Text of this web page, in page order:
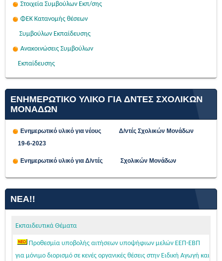
Στοιχεία Συμβούλων Εκπ/σης
ΦΕΚ Κατανομής θέσεων
Συμβούλων Εκπαίδευσης
Ανακοινώσεις Συμβούλων
Εκπαίδευσης
ΕΝΗΜΕΡΩΤΙΚΟ ΥΛΙΚΟ ΓΙΑ ΔΝΤΕΣ ΣΧΟΛΙΚΩΝ
ΜΟΝΑΔΩΝ
Ενημερωτικό υλικό για νέους Δ/ντές Σχολικών Μονάδων
19-6-2023
Ενημερωτικό υλικό για Δ/ντές Σχολικών Μονάδων
ΝΈΑ!!
Εκπαιδευτικά Θέματα
Προθεσμία υποβολής αιτήσεων υποψήφιων μελών ΕΕΠ-ΕΒΠ
για μόνιμο διορισμό σε κενές οργανικές θέσεις στην Ειδική Αγωγή και